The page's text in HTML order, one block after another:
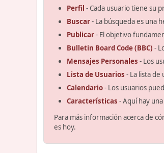
Perfil - Cada usuario tiene su
Buscar- La búsqueda es una
Publicar- El objetivo
Bulletin Board Code (BBC) -
Mensajes Personales - Los
Lista de Usuarios - La lista
Calendario- Los usuarios
Características - Aquí hay
Para más información acerca de
es hoy.